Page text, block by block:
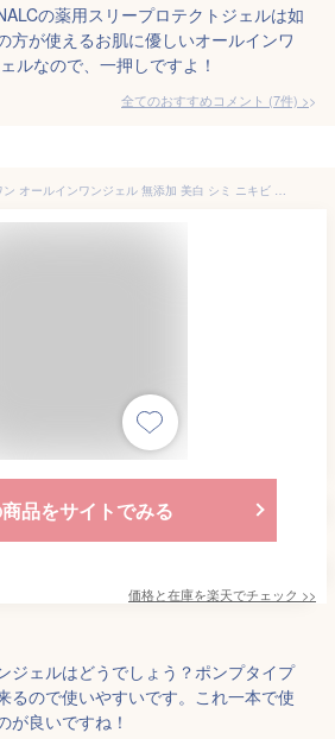
の薬用スリープロテクトジェルは如
方が使えるお肌に優しいオールインワ
ルなので、一押しですよ！
全てのおすすめコメント (7件) >
楽天1位 オールインワン オールインワンジェル 無添加 美白 シミ ニキビ トラネキサム酸 ポンプ 医薬部外品 美白美容液 美容液 化粧水 乳液 保湿ジェル 薬用 時短 シミ対策 スキンケア 化粧品 メンズ ティーガン TEAGAN トランセラム
品をサイトでみる
価格と在庫を楽天でチェック >>
ジェルはどうでしょう？ポンプタイプ
るので使いやすいです。これ一本で使
が良いですね！